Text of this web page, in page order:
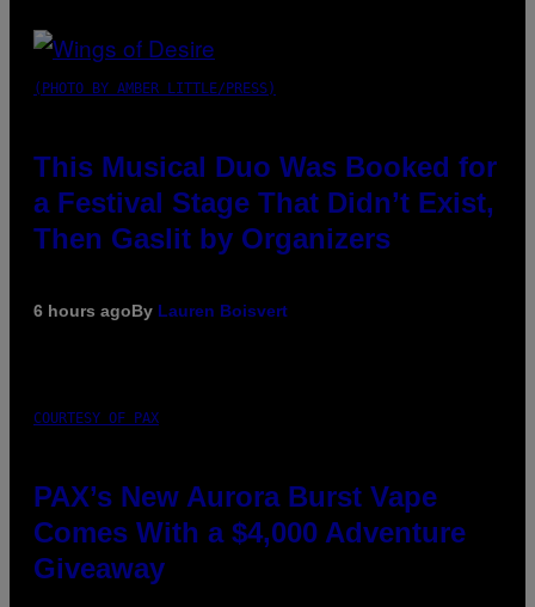
(PHOTO BY AMBER LITTLE/PRESS)
This Musical Duo Was Booked for
a Festival Stage That Didn’t Exist,
Then Gaslit by Organizers
6 hours agoBy Lauren Boisvert
COURTESY OF PAX
PAX’s New Aurora Burst Vape
Comes With a $4,000 Adventure
Giveaway